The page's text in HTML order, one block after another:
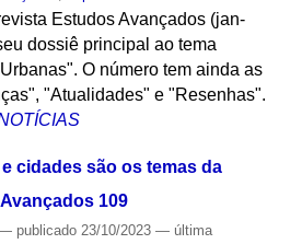
Estudos Avançados (jan-
dossiê principal ao tema
O número tem ainda as
"Atualidades" e "Resenhas".
cidades são os temas da
109
publicado23/10/2023 — última